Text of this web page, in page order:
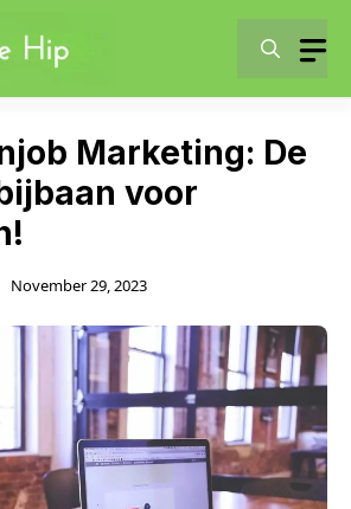
Marketing: De
voor
November 29, 2023